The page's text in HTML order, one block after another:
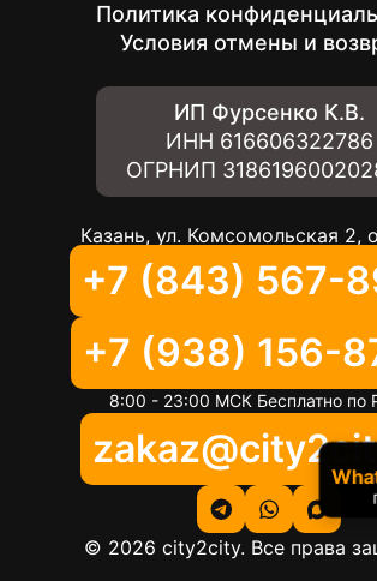
Политика
Условия отмены и
ИП Фурсенко К.В.
ИНН 616606322786
ОГРНИП
Казань, ул. Комсомольская 2,
+7 (843) 567-
+7 (938) 156-
8:00 - 23:00 МСК Бесплатно по
© 2026 city2city. Все права